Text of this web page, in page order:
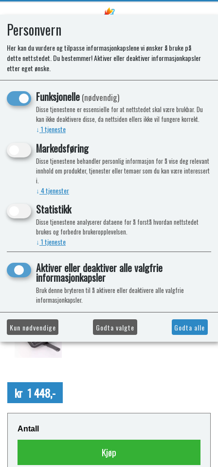
SPARES KIT - GRILL PAN ASPIRE 2
kr 1 448,-
Antall
Kjøp
Personvern
Her kan du vurdere og tilpasse informasjonkapslene vi ønsker å bruke på
dette nettstedet. Du bestemmer! Aktiver eller deaktiver informasjonkapsler
etter eget ønske.
Funksjonelle(nødvendig)
Disse tjenestene er essensielle for at nettstedet skal være brukbar. Du
kan ikke deaktivere disse, da nettsiden ellers ikke vil fungere korrekt.
↓ 1tjeneste
Markedsføring
Disse tjenestene behandler personlig informasjon for å vise deg relevant
innhold om produkter, tjenester eller temaer som du kan være interessert
i.
↓ 4tjenester
Statistikk
Disse tjenestene analyserer dataene for å forstå hvordan nettstedet
brukes og forbedre brukeropplevelsen.
↓ 1tjeneste
Aktiver eller deaktiver alle valgfrie
informasjonkapsler
Bruk denne bryteren til å aktivere eller deaktivere alle valgfrie
informasjonkapsler.
Kun nødvendige Godta valgte Godta alle